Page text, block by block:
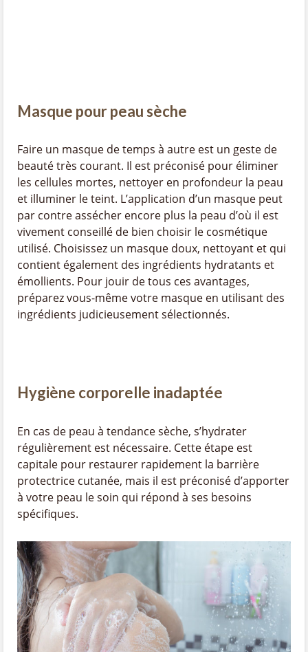
Masque pour peau sèche
Faire un masque de temps à autre est un geste de
beauté très courant. Il est préconisé pour éliminer
les cellules mortes, nettoyer en profondeur la peau
et illuminer le teint. L’application d’un masque peut
par contre assécher encore plus la peau d’où il est
vivement conseillé de bien choisir le cosmétique
utilisé. Choisissez un masque doux, nettoyant et qui
contient également des ingrédients hydratants et
émollients. Pour jouir de tous ces avantages,
préparez vous-même votre masque en utilisant des
ingrédients judicieusement sélectionnés.
Hygiène corporelle inadaptée
En cas de peau à tendance sèche, s’hydrater
régulièrement est nécessaire. Cette étape est
capitale pour restaurer rapidement la barrière
protectrice cutanée, mais il est préconisé d’apporter
à votre peau le soin qui répond à ses besoins
spécifiques.